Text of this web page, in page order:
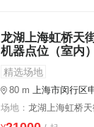
龙湖上海虹桥天
机器点位（室内）
精选场地
80 m 上海市闵行区
场地： 龙湖上海虹桥